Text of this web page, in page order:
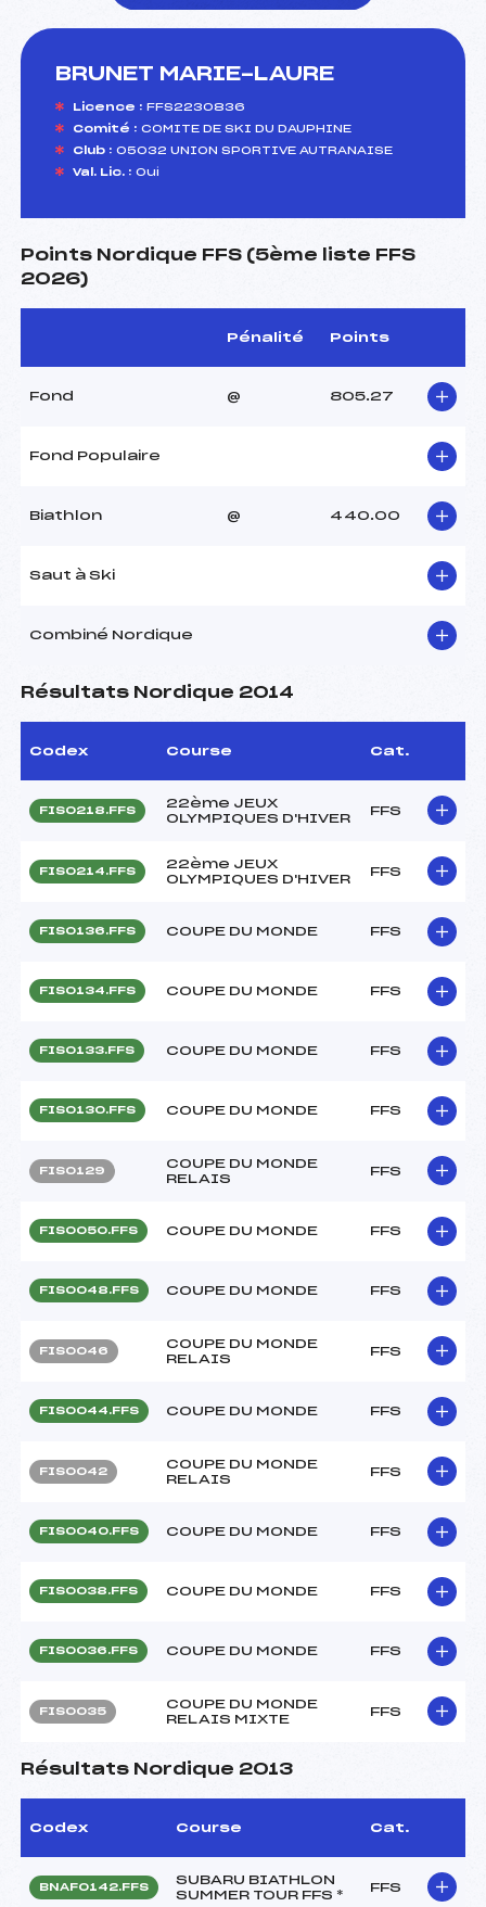
BRUNET MARIE-LAURE
Licence : FFS2230836
Comité : COMITE DE SKI DU DAUPHINE
Club : 05032 UNION SPORTIVE AUTRANAISE
Val. Lic. : Oui
Points Nordique FFS (5ème liste FFS
2026)
Pénalité Points
Fond @ 805.27
Fond Populaire
Biathlon @ 440.00
Saut à Ski
Combiné Nordique
Résultats Nordique 2014
Codex Course Cat.
FIS0218.FFS
22ème JEUX
OLYMPIQUES D'HIVER
FFS
FIS0214.FFS
22ème JEUX
OLYMPIQUES D'HIVER
FFS
FIS0136.FFS COUPE DU MONDE FFS
FIS0134.FFS COUPE DU MONDE FFS
FIS0133.FFS COUPE DU MONDE FFS
FIS0130.FFS COUPE DU MONDE FFS
FIS0129
COUPE DU MONDE
RELAIS
FFS
FIS0050.FFS COUPE DU MONDE FFS
FIS0048.FFS COUPE DU MONDE FFS
FIS0046
COUPE DU MONDE
RELAIS
FFS
FIS0044.FFS COUPE DU MONDE FFS
FIS0042
COUPE DU MONDE
RELAIS
FFS
FIS0040.FFS COUPE DU MONDE FFS
FIS0038.FFS COUPE DU MONDE FFS
FIS0036.FFS COUPE DU MONDE FFS
FIS0035
COUPE DU MONDE
RELAIS MIXTE
FFS
Résultats Nordique 2013
Codex Course Cat.
BNAF0142.FFS
SUBARU BIATHLON
SUMMER TOUR FFS *
FFS